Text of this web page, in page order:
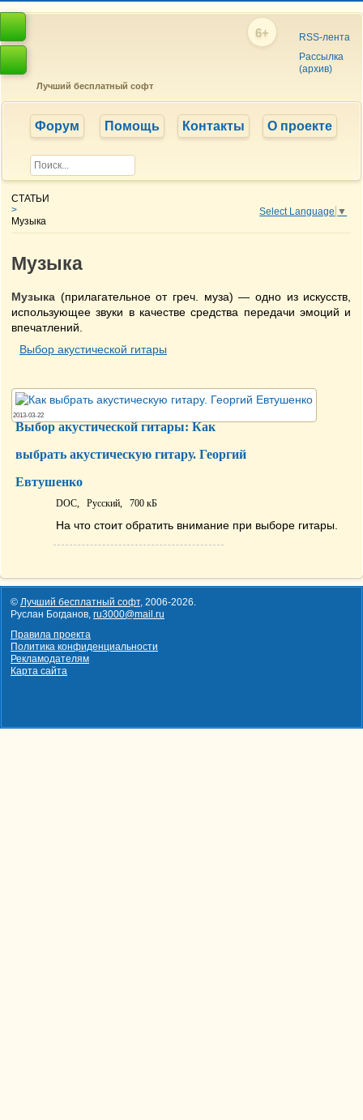
6+
RSS-лента
Рассылка
(архив)
Лучший бесплатный софт
Форум Помощь Контакты О проекте
СТАТЬИ
>
Музыка
Select Language ▼
Музыка
Музыка (прилагательное от греч. муза) — одно из искусств,
использующее звуки в качестве средства передачи эмоций и
впечатлений.
Выбор акустической гитары
2013-03-22
Выбор акустической гитары: Как
выбрать акустическую гитару. Георгий
Евтушенко
DOC, Русский, 700 кБ
На что стоит обратить внимание при выборе гитары.
© Лучший бесплатный софт, 2006-2026.
Руслан Богданов, ru3000@mail.ru
Правила проекта
Политика конфиденциальности
Рекламодателям
Карта сайта